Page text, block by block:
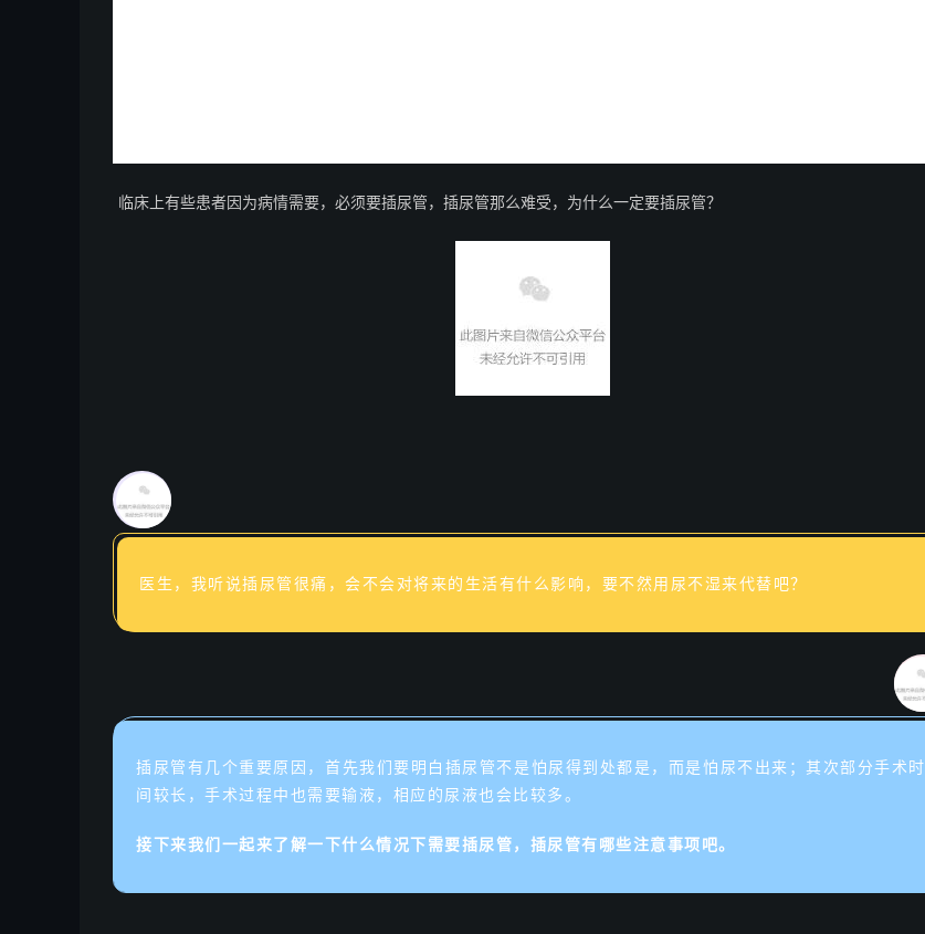
临床上有些患者因为病情需要，必须要插尿管，插尿管那么难受，为什么一定要插尿管？
医生，我听说插尿管很痛，会不会对将来的生活有什么影响，要不然用尿不湿来代替吧？
插尿管有几个重要原因，首先我们要明白插尿管不是怕尿得到处都是，而是怕尿不出来；其次部分手术时
间较长，手术过程中也需要输液，相应的尿液也会比较多。
接下来我们一起来了解一下什么情况下需要插尿管， 插尿管有哪些注意事项吧。